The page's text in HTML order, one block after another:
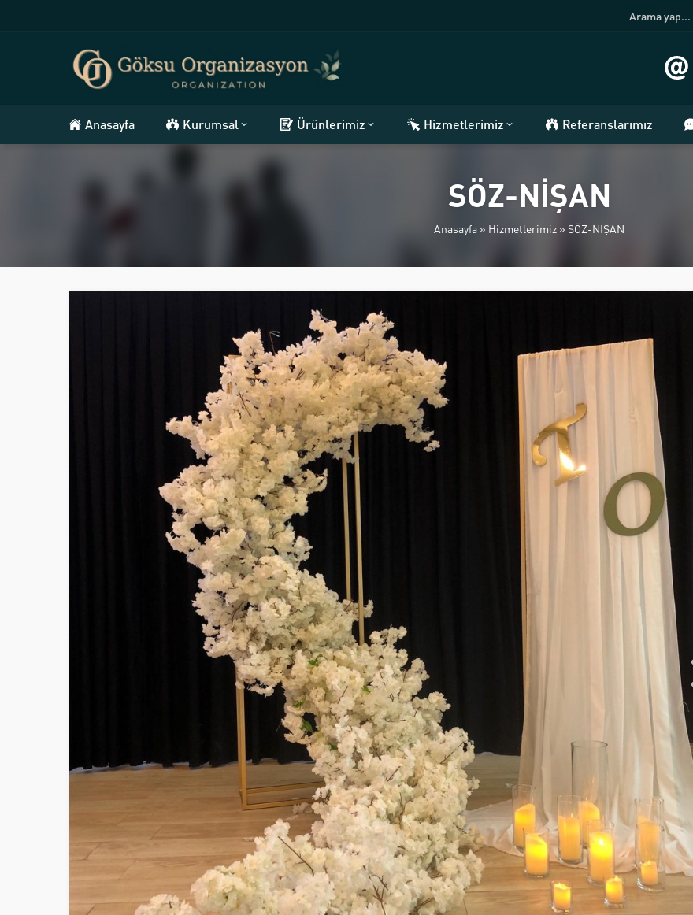
Anasayfa Kurumsal Ürünlerimiz Hizmetlerimiz Referanslarımız
SÖZ-NİŞAN
Anasayfa » Hizmetlerimiz » SÖZ-NİŞAN